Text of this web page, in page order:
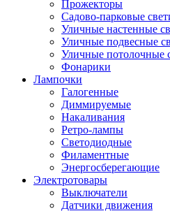
Прожекторы
Садово-парковые
Уличные настенные
Уличные подвесные
Уличные потолочные
Фонарики
Лампочки
Галогенные
Диммируемые
Накаливания
Ретро-лампы
Светодиодные
Филаментные
Энергосберегающие
Электротовары
Выключатели
Датчики движения